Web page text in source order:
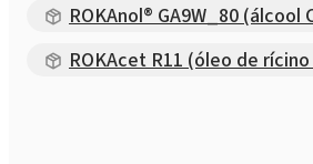
ROKAnol® GA9W_80 (álcool
ROKAcet R11 (óleo de rícino